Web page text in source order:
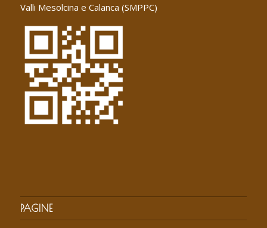
Valli Mesolcina e Calanca (SMPPC)
PAGINE